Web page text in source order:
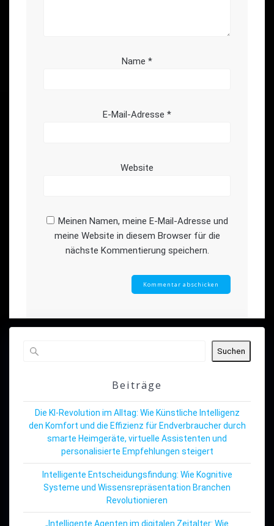
Name *
E-Mail-Adresse *
Website
Meinen Namen, meine E-Mail-Adresse und
meine Website in diesem Browser für die
nächste Kommentierung speichern.
Suchen
Beiträge
Die KI-Revolution im Alltag: Wie Künstliche Intelligenz
den Komfort und die Effizienz für Endverbraucher durch
smarte Heimgeräte, virtuelle Assistenten und
personalisierte Empfehlungen steigert
Intelligente Entscheidungsfindung: Wie Kognitive
Systeme und Wissensrepräsentation Branchen
Revolutionieren
„Intelligente Agenten im digitalen Zeitalter: Wie